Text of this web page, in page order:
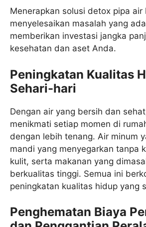
Menerapkan solusi detox pipa air
menyelesaikan masalah yang
memberikan investasi jangka
kesehatan dan aset Anda.
Peningkatan Kualitas
Sehari-hari
Dengan air yang bersih dan
menikmati setiap momen di
dengan lebih tenang. Air minum
mandi yang menyegarkan tanpa
kulit, serta makanan yang
berkualitas tinggi. Semua ini
peningkatan kualitas hidup yang
Penghematan Biaya